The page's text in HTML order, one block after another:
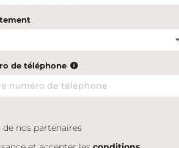
de téléphone
nos partenaires